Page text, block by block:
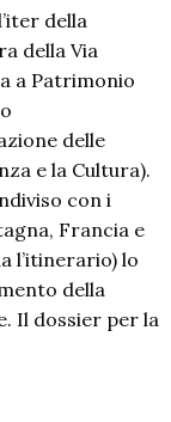
della
della Via
a Patrimonio
delle
e la Cultura).
con i
Francia e
l’itinerario) lo
della
Il dossier per la